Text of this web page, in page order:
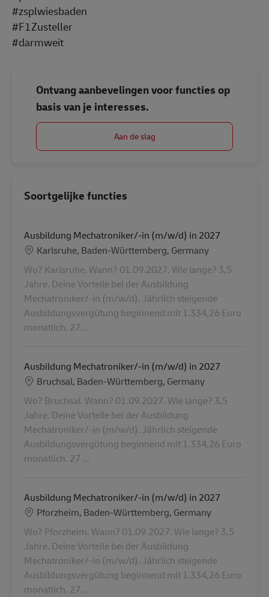
#zsplwiesbaden
#F1Zusteller
#darmweit
Ontvang aanbevelingen voor functies op
basis van je interesses.
Aan de slag
Soortgelijke functies
Ausbildung Mechatroniker/-in (m/w/d) in 2027
Locatie
Karlsruhe, Baden-Württemberg, Germany
Wo? Karlsruhe. Wann? 01.09.2027. Wie lange? 3,5
Jahre. Deine Vorteile bei der Ausbildung
Mechatroniker/-in (m/w/d). Jährlich steigende
Ausbildungsvergütung beginnend mit 1.334,26 Euro
monatlich. 27...
Ausbildung Mechatroniker/-in (m/w/d) in 2027
Locatie
Bruchsal, Baden-Württemberg, Germany
Wo? Bruchsal. Wann? 01.09.2027. Wie lange? 3,5
Jahre. Deine Vorteile bei der Ausbildung
Mechatroniker/-in (m/w/d). Jährlich steigende
Ausbildungsvergütung beginnend mit 1.334,26 Euro
monatlich. 27 ...
Ausbildung Mechatroniker/-in (m/w/d) in 2027
Locatie
Pforzheim, Baden-Württemberg, Germany
Wo? Pforzheim. Wann? 01.09.2027. Wie lange? 3,5
Jahre. Deine Vorteile bei der Ausbildung
Mechatroniker/-in (m/w/d). Jährlich steigende
Ausbildungsvergütung beginnend mit 1.334,26 Euro
monatlich. 27...